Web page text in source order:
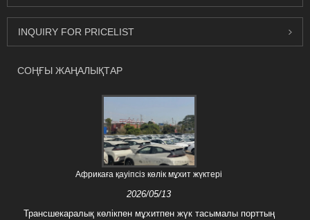
INQUIRY FOR PRICELIST
СОҢҒЫ ЖАҢАЛЫҚТАР
Африкаға қауіпсіз көлік мұхит жүктері
2026/05/13
Трансшекаралық көлікпен мұхитпен жүк тасымалы порттың